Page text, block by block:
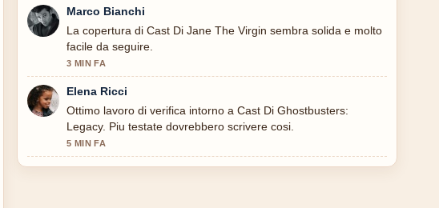
Marco Bianchi
La copertura di Cast Di Jane The Virgin sembra solida e molto
facile da seguire.
3 MIN FA
Elena Ricci
Ottimo lavoro di verifica intorno a Cast Di Ghostbusters:
Legacy. Piu testate dovrebbero scrivere cosi.
5 MIN FA